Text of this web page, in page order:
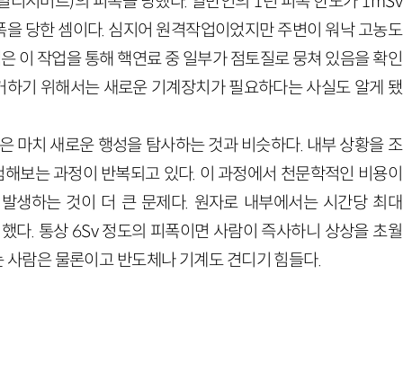
당한 셈이다. 심지어 원격작업이었지만 주변이 워낙 고농도
이 작업을 통해 핵연료 중 일부가 점토질로 뭉쳐 있음을 확인
기 위해서는 새로운 기계장치가 필요하다는 사실도 알게 됐
마치 새로운 행성을 탐사하는 것과 비슷하다. 내부 상황을 조
보는 과정이 반복되고 있다. 이 과정에서 천문학적인 비용이
생하는 것이 더 큰 문제다. 원자로 내부에서는 시간당 최대
다. 통상 6Sv 정도의 피폭이면 사람이 즉사하니 상상을 초월
람은 물론이고 반도체나 기계도 견디기 힘들다.